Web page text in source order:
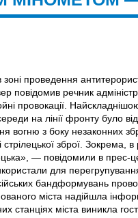
проведення
повідомив речник
провокації.
на лінії фронту було
вогню з боку незаконних
зброї. Зокрема,
— повідомили в прес-
для
бандформувань
міста надійшла
станціях міста виникла